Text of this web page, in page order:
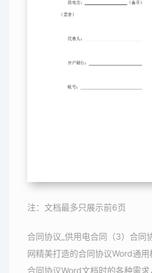
注：文档最多只展示前6页
合同协议_供用电合同（3）合同
网精美打造的合同协议Word通
合同协议Word文档时的各种需